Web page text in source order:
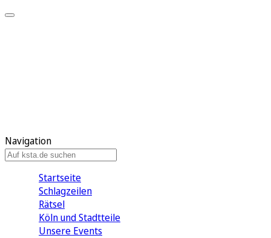
Navigation
Startseite
Schlagzeilen
Rätsel
Köln und Stadtteile
Unsere Events